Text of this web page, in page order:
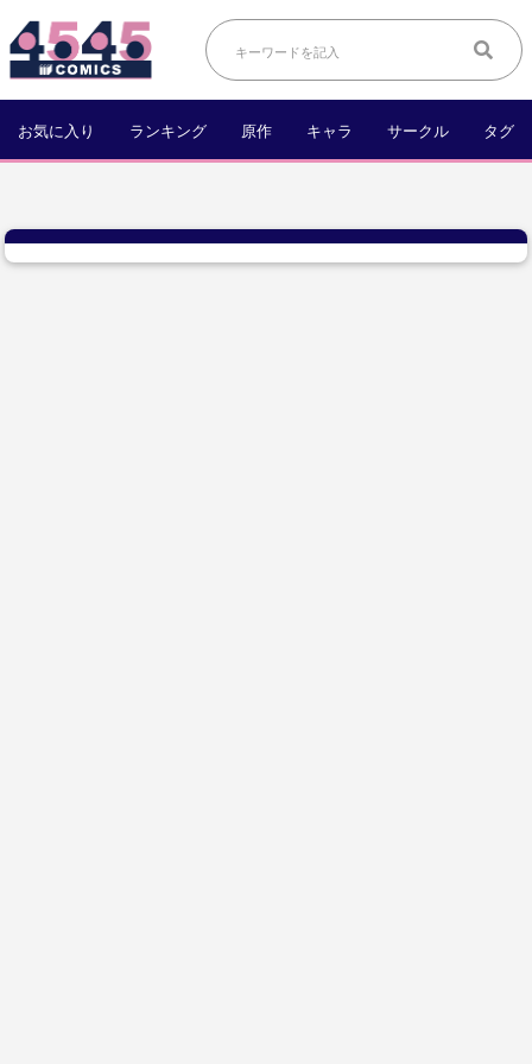
お気に入り ランキング 原作 キャラ サークル タグ